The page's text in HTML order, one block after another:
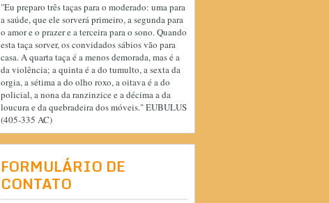
"Eu preparo três taças para o moderado: uma para
a saúde, que ele sorverá primeiro, a segunda para
o amor e o prazer e a terceira para o sono. Quando
esta taça sorver, os convidados sábios vão para
casa. A quarta taça é a menos demorada, mas é a
da violência; a quinta é a do tumulto, a sexta da
orgia, a sétima a do olho roxo, a oitava é a do
policial, a nona da ranzinzice e a décima a da
loucura e da quebradeira dos móveis." EUBULUS
(405-335 AC)
FORMULÁRIO DE
CONTATO